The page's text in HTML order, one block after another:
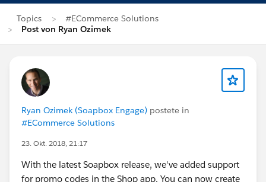
Topics
#ECommerce Solutions
Post von Ryan Ozimek
Ryan Ozimek (Soapbox Engage) postete in
#ECommerce Solutions
23. Okt. 2018, 21:17
With the latest Soapbox release, we've added support
for promo codes in the Shop app. You can now create